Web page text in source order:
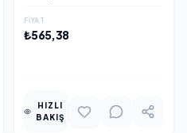
FIYAT
₺565,38
HIZLI
BAKIŞ